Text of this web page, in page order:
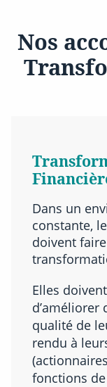
Nos
Dans un
constante,
doivent
Elles
d’améliorer
qualité de
rendu à
fonctions de